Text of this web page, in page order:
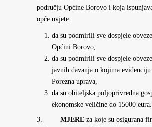
području Općine Borovo i koja
opće uvjete:
da su podmirili sve dospjele
Općini Borovo,
da su podmirili sve dospjele
javnih davanja o kojima
Porezna uprava,
da su obiteljska poljoprivredna
ekonomske veličine do 15000 eura.
3. MJERE za koje su osigurana